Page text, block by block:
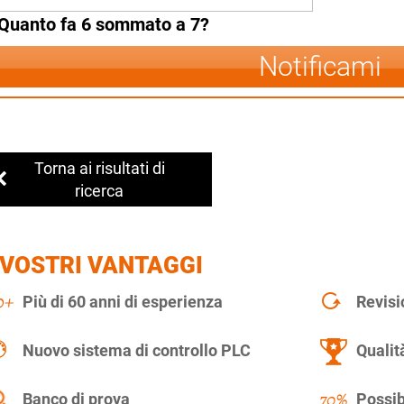
fa 6 sommato a 7?
Notificami
Torna ai risultati di
ricerca
VANTAGGI
Più di 60 anni di esperienza
Nuovo sistema di controllo PLC
Banco di prova